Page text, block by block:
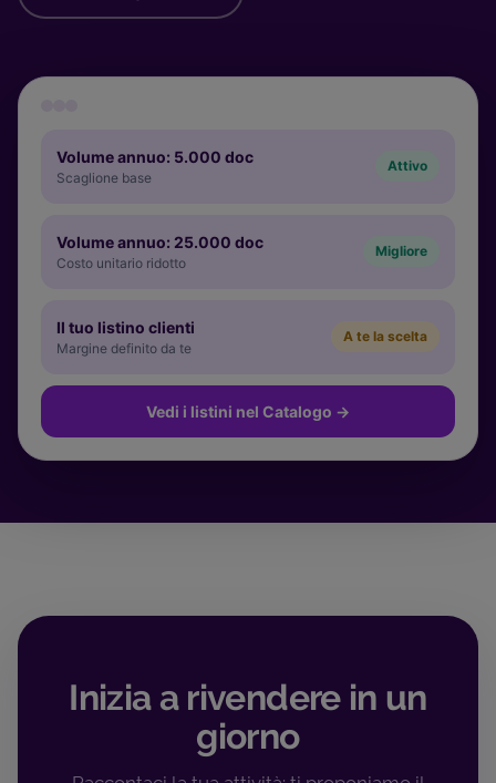
Volume annuo: 5.000 doc
Scaglione base
Attivo
Volume annuo: 25.000 doc
Costo unitario ridotto
Migliore
Il tuo listino clienti
Margine definito da te
A te la scelta
Vedi i listini nel Catalogo →
Inizia a rivendere in un
giorno